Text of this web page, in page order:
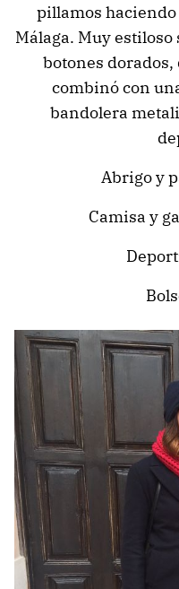
pillamos
Málaga. Muy
botones
combinó con
bandolera
Abrigo y
Camisa y